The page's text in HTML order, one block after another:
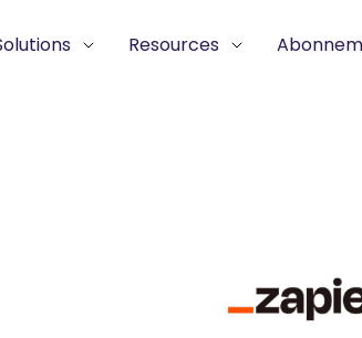
Resources